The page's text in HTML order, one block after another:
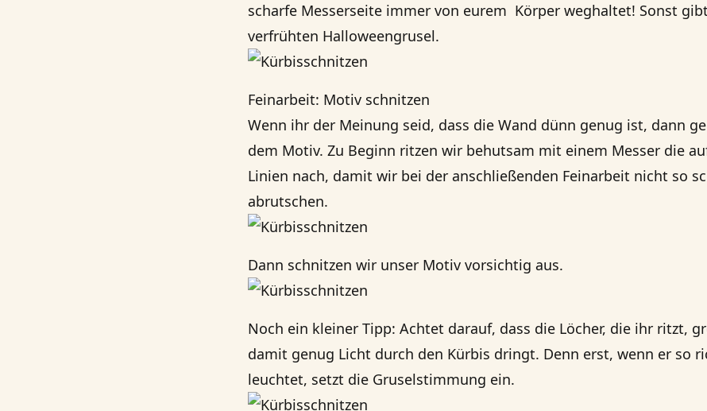
scharfe Messerseite immer von eurem Körper weghaltet! Sonst
verfrühten Halloweengrusel.
Feinarbeit: Motiv schnitzen
Wenn ihr der Meinung seid, dass die Wand dünn genug ist, dann
dem Motiv. Zu Beginn ritzen wir behutsam mit einem Messer die
Linien nach, damit wir bei der anschließenden Feinarbeit nicht so
abrutschen.
Dann schnitzen wir unser Motiv vorsichtig aus.
Noch ein kleiner Tipp: Achtet darauf, dass die Löcher, die ihr ritzt,
damit genug Licht durch den Kürbis dringt. Denn erst, wenn er so
leuchtet, setzt die Gruselstimmung ein.